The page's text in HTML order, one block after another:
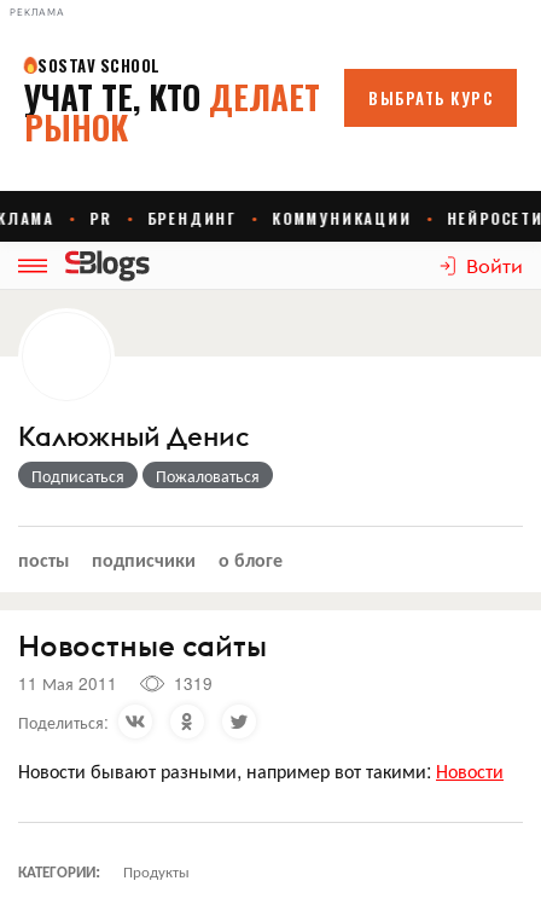
РЕКЛАМА
Войти
Калюжный Денис
Подписаться Пожаловаться
посты подписчики о блоге
Новостные сайты
11 Мая 2011
1319
Поделиться:
Новости бывают разными, например вот такими: Новости
КАТЕГОРИИ:
Продукты